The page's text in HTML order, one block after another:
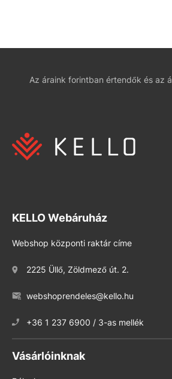
Az áraink forintban értendők és az
KELLO Webáruház
Webshop központi raktár címe
2225 Üllő, Zöldmező út. 2.
webshoprendeles@kello.hu
+36 1 237 6900 / 3-as mellék
Vásárlóinknak